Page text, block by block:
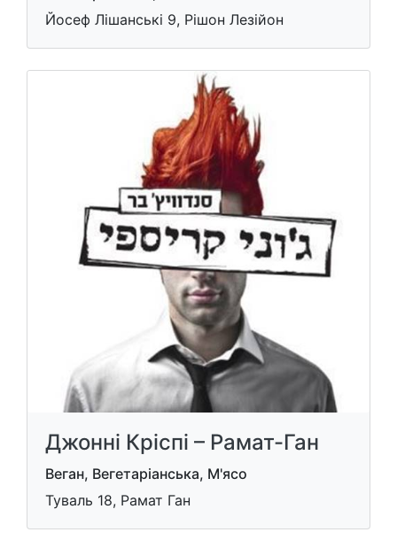
Йосеф Лішанські 9, Рішон Лезійон
Джонні Кріспі – Рамат-Ган
Веган, Вегетаріанська, М'ясо
Туваль 18, Рамат Ган